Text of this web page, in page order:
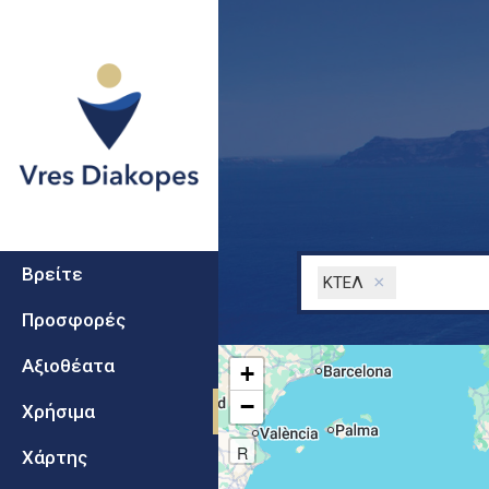
Vres
Diakopes
Secondary
Βρείτε
Προσφορές
Αξιοθέατα
Χρήσιμα
Χάρτης
×
ΚΤΕΛ
+
−
R